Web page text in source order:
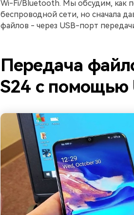
Wi-Fi/Bluetooth. Мы обсудим, как
беспроводной сети, но сначала
файлов - через USB-порт
Передача
S24 с помощью